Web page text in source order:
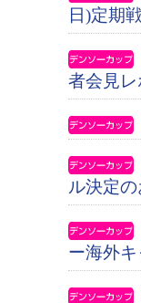
日)定期戦
者会見レ
ル決定
ー海外